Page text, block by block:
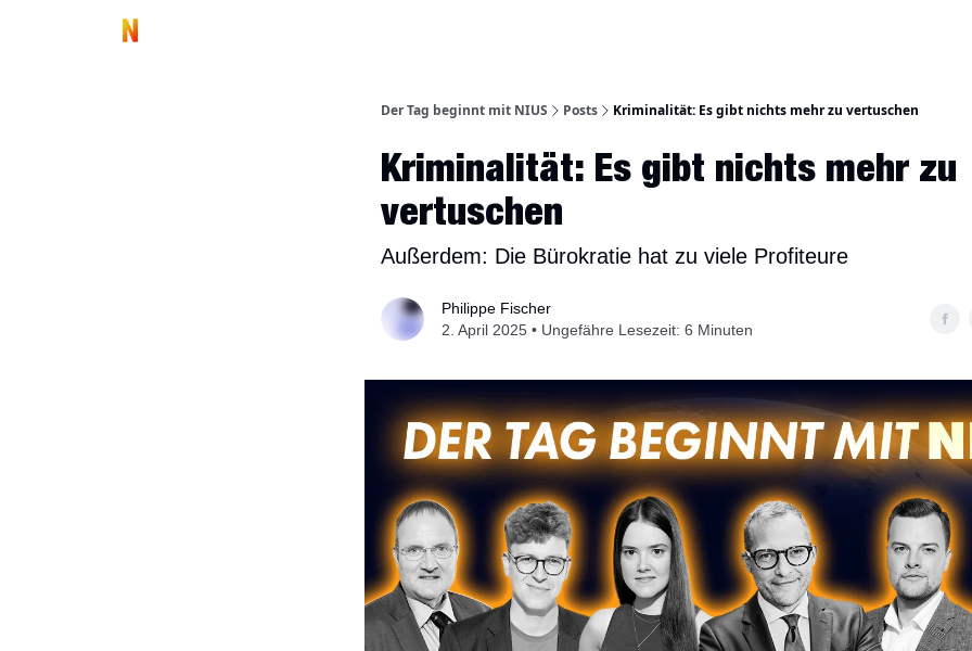
Der Tag beginnt mit NIUS Posts Kriminalität: Es gibt nichts mehr zu vertuschen
Kriminalität: Es gibt nichts mehr zu
vertuschen
Außerdem: Die Bürokratie hat zu viele Profiteure
Philippe Fischer
2. April 2025 • Ungefähre Lesezeit: 6 Minuten